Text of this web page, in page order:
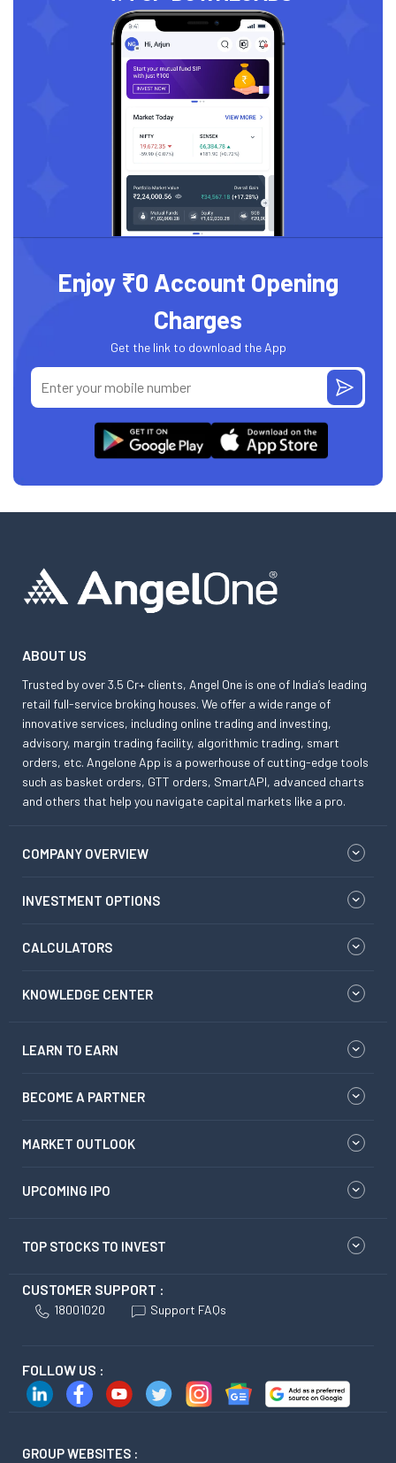
Enjoy ₹0 Account Opening
Charges
Get the link to download the App
ABOUT US
Trusted by over 3.5 Cr+ clients, Angel One is one of India’s leading
retail full-service broking houses. We offer a wide range of
innovative services, including online trading and investing,
advisory, margin trading facility, algorithmic trading, smart
orders, etc. Angelone App is a powerhouse of cutting-edge tools
such as basket orders, GTT orders, SmartAPI, advanced charts
and others that help you navigate capital markets like a pro.
COMPANY OVERVIEW
INVESTMENT OPTIONS
CALCULATORS
KNOWLEDGE CENTER
LEARN TO EARN
BECOME A PARTNER
MARKET OUTLOOK
UPCOMING IPO
TOP STOCKS TO INVEST
CUSTOMER SUPPORT :
18001020 Support FAQs
FOLLOW US :
GROUP WEBSITES :